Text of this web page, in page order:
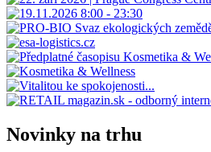
Novinky na trhu